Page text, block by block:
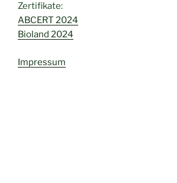
Zertifikate:
ABCERT 2024
Bioland 2024
Impressum